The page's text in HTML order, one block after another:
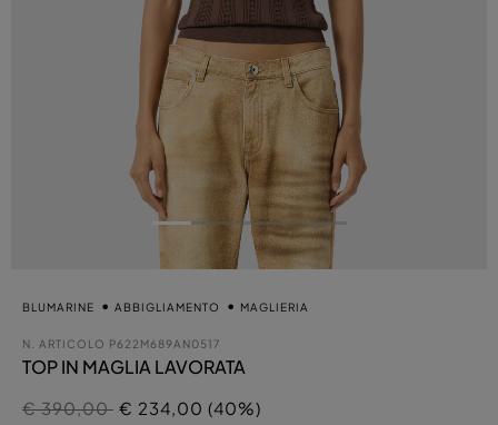
BLUMARINE ABBIGLIAMENTO MAGLIERIA
N. ARTICOLO P622M689AN0517
TOP IN MAGLIA LAVORATA
Prezzo ridotto da
€ 390,00a€ 234,00 (40%)